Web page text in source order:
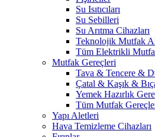
Su Isıtıcıları
Su Sebilleri
Su Arıtma Cihazları
Teknolojik Mutfak
Tüm Elektrikli
Mutfak Gereçleri
Tava & Tencere &
Çatal & Kaşık &
Yemek Hazırlık
Tüm Mutfak
Yapı Aletleri
Hava Temizleme Cihazları